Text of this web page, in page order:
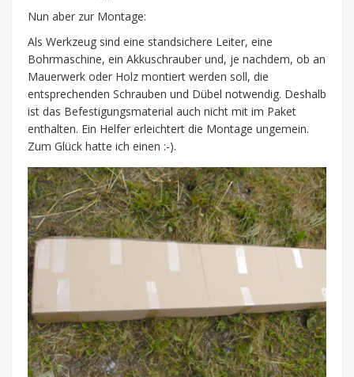
Nun aber zur Montage:
Als Werkzeug sind eine standsichere Leiter, eine
Bohrmaschine, ein Akkuschrauber und, je nachdem, ob an
Mauerwerk oder Holz montiert werden soll, die
entsprechenden Schrauben und Dübel notwendig. Deshalb
ist das Befestigungsmaterial auch nicht mit im Paket
enthalten. Ein Helfer erleichtert die Montage ungemein.
Zum Glück hatte ich einen :-).